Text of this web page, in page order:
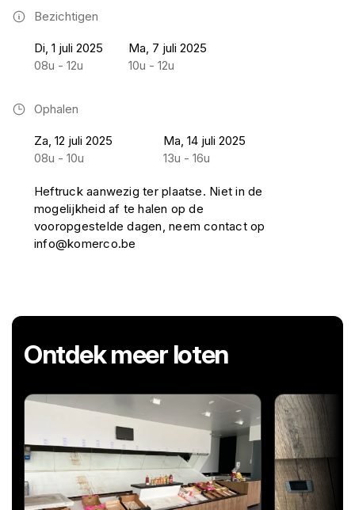
Bezichtigen
Di, 1 juli 2025
08u - 12u
Ma, 7 juli 2025
10u - 12u
Ophalen
Za, 12 juli 2025
08u - 10u
Ma, 14 juli 2025
13u - 16u
Heftruck aanwezig ter plaatse. Niet in de
mogelijkheid af te halen op de
vooropgestelde dagen, neem contact op
info@komerco.be
Ontdek meer loten